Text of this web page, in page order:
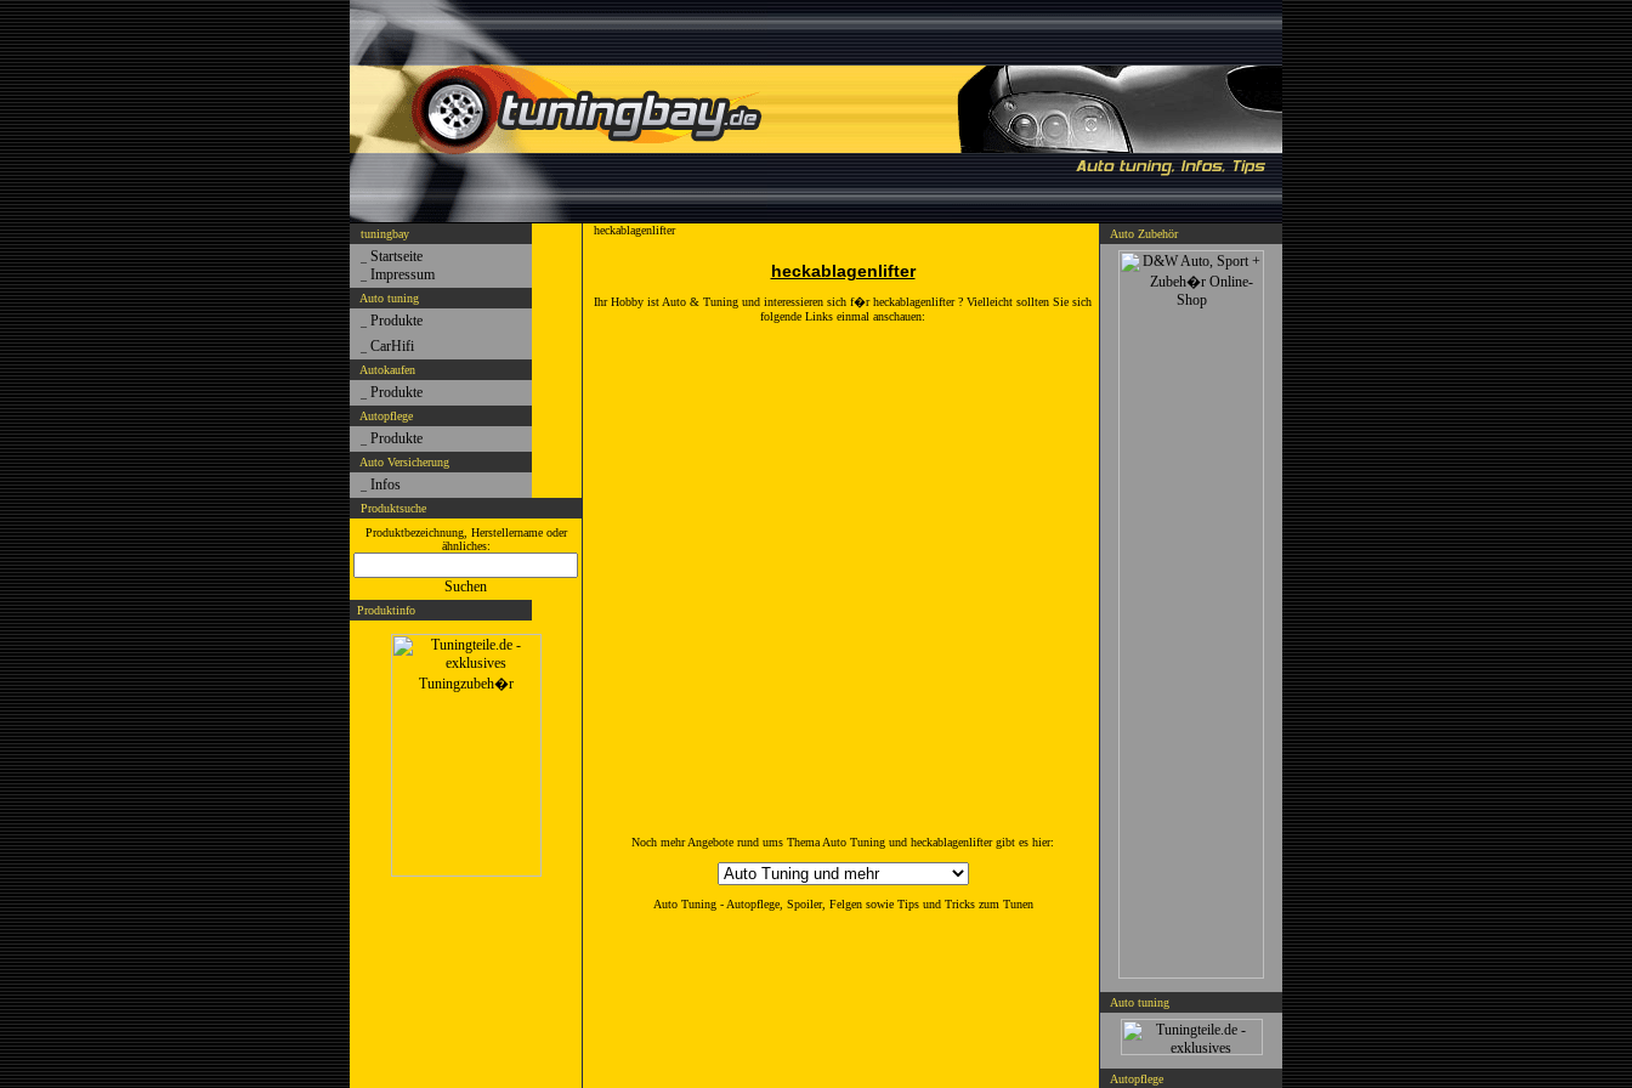
tuningbay
Startseite
Impressum
Auto tuning
Produkte
CarHifi
Autokaufen
Produkte
Autopflege
Produkte
Auto Versicherung
Infos
Produktsuche
Produktbezeichnung, Herstellername oder
ähnliches:
Suchen
Produktinfo
heckablagenlifter
heckablagenlifter
Ihr Hobby ist Auto & Tuning und interessieren sich f�rheckablagenlifter? Vielleicht sollten Sie sich
folgende Links einmal anschauen:
Noch mehr Angebote rund ums Thema Auto Tuning und heckablagenlifter gibt es hier:
Auto Tuning - Autopflege, Spoiler, Felgen sowie Tips und Tricks zum Tunen
Auto Zubehör
Auto tuning
Autopflege